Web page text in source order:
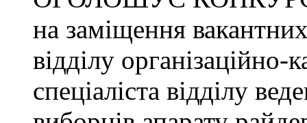
на заміщення
відділу
спеціаліста відділу